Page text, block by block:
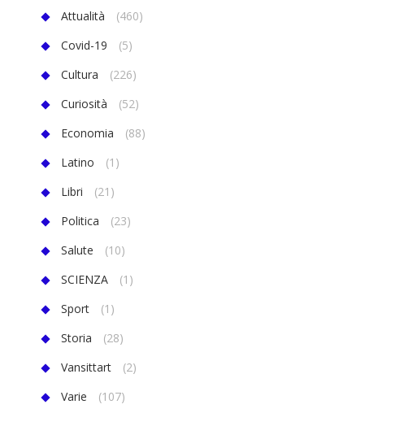
Attualità
(460)
Covid-19
(5)
Cultura
(226)
Curiosità
(52)
Economia
(88)
Latino
(1)
Libri
(21)
Politica
(23)
Salute
(10)
SCIENZA
(1)
Sport
(1)
Storia
(28)
Vansittart
(2)
Varie
(107)